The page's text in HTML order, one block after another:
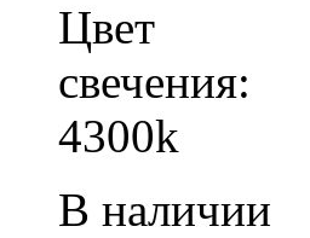
Цвет
свечения:
4300k
В наличии